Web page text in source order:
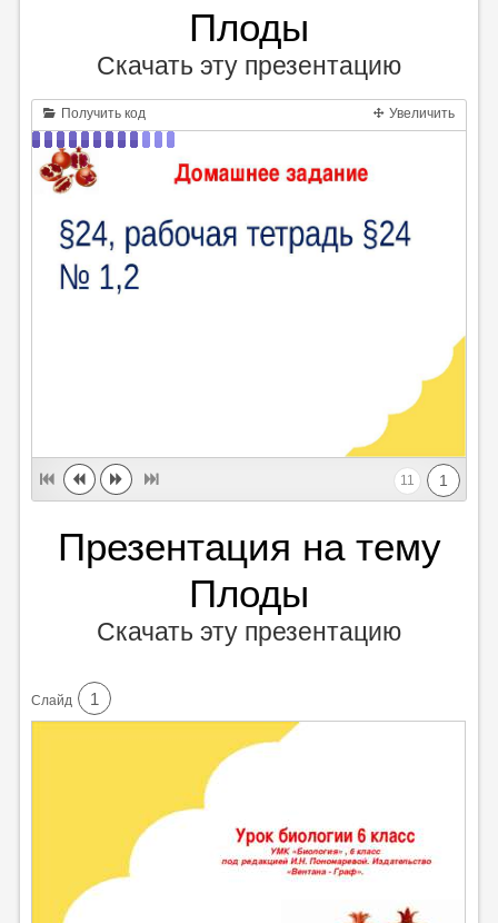
Плоды
Скачать эту презентацию
Получить код Увеличить
1
11
Презентация на тему
Плоды
Скачать эту презентацию
Cлайд 1